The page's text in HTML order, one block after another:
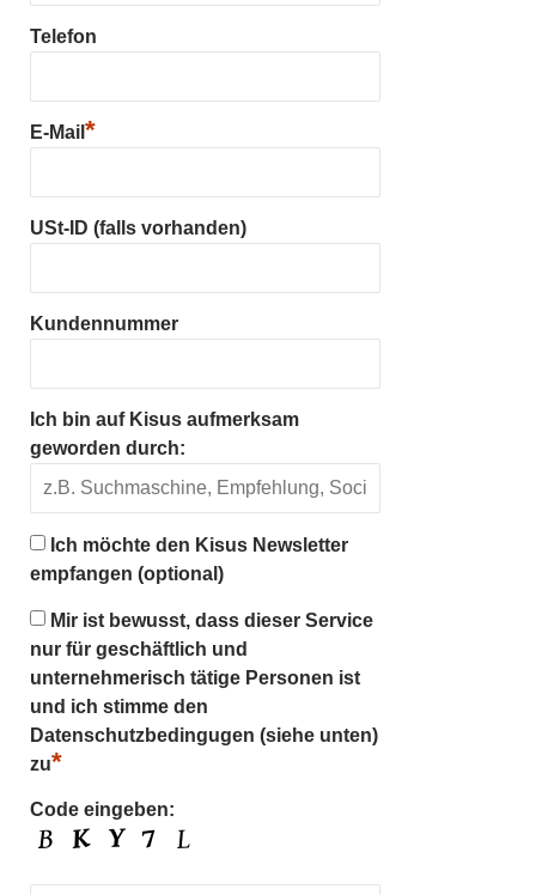
Telefon
E-Mail *
USt-ID (falls vorhanden)
Kundennummer
Ich bin auf Kisus aufmerksam
geworden durch:
Ich möchte den Kisus Newsletter
empfangen (optional)
Mir ist bewusst, dass dieser Service
nur für geschäftlich und
unternehmerisch tätige Personen ist
und ich stimme den
Datenschutzbedingugen (siehe unten)
zu*
Code eingeben: